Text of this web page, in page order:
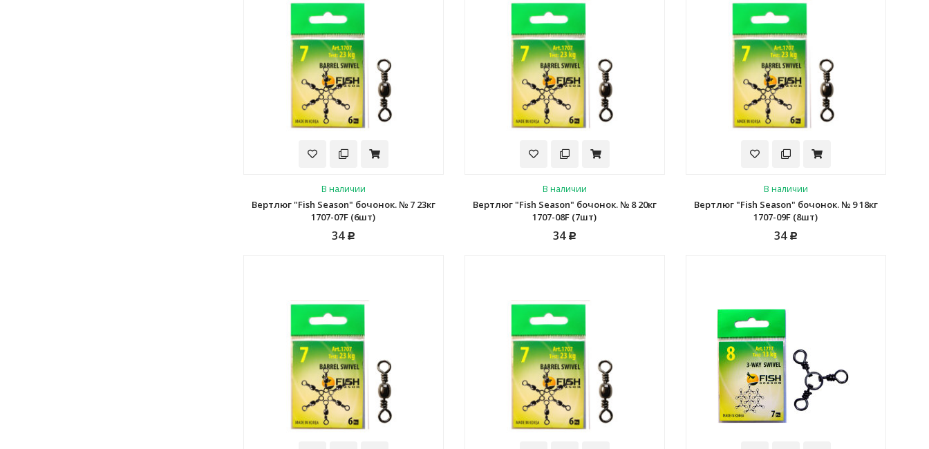
В наличии
Вертлюг "Fish Season" бочонок. № 7 23кг
1707-07F (6шт)
34 Р
В наличии
Вертлюг "Fish Season" бочонок. № 8 20кг
1707-08F (7шт)
34 Р
В наличии
Вертлюг "Fish Season" бочонок. № 9 18кг
1707-09F (8шт)
34 Р